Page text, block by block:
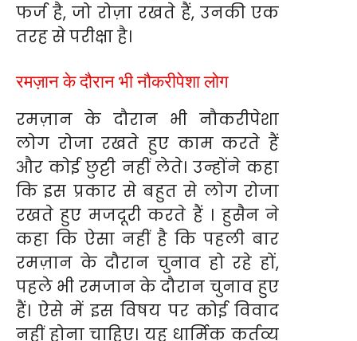
फर्ज है, जो रोज़ा रखते हैं, उनकी एक
तरह से परीक्षा है।
रमज़ान के दौरान भी नौकरीपेशा लोग
रमज़ान के दौरान भी नौकरीपेशा
लोग रोजा रखते हुए काम करते हैं
और कोई छुट्टी नहीं लेते। उन्होंने कहा
कि इस प्रकार से बहुत से लोग रोजा
रखते हुए मजदूरी करते हैं । हुसैन ने
कहा कि ऐसा नहीं है कि पहली बार
रमज़ान के दौरान चुनाव हो रहे हों,
पहले भी रमजान के दौरान चुनाव हुए
हैं। ऐसे में इस विषय पर कोई विवाद
नहीं होना चाहिए। यह धार्मिक कर्तव्य